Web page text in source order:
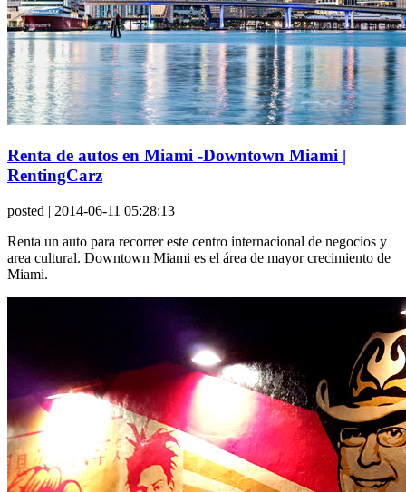
Renta de autos en Miami -Downtown Miami |
RentingCarz
posted | 2014-06-11 05:28:13
Renta un auto para recorrer este centro internacional de negocios y
area cultural. Downtown Miami es el área de mayor crecimiento de
Miami.